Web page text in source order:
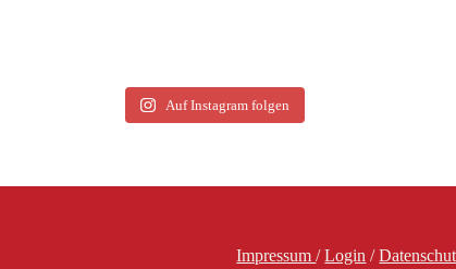
Auf Instagram folgen
Impressum/Login /